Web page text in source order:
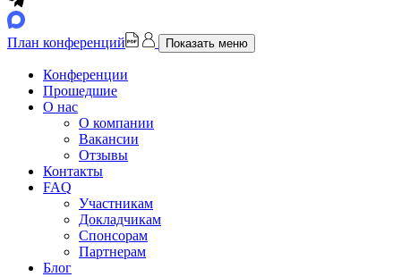
План конференций Показать меню
Конференции
Прошедшие
О нас
О компании
Вакансии
Отзывы
Контакты
FAQ
Участникам
Докладчикам
Спонсорам
Партнерам
Блог